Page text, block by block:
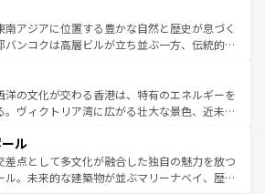
まれながら、韓国の多彩な魅力を心ゆくまで味
わってみてほしい。 なお、新着の韓国情報はコンテンツ一
てほしい。
と共に伝統が息づく。ハノイの古い町並みやホ
のフランス統治時代の建物も、独特の雰囲気を
いる。また、バラエティの豊かさとおいしさで
ーやバインミー、ベトナムコーヒーなどは、ぜ
わいたい。どの地域を訪れてもあたたかい人々
迎えてくれるので、きっと忘れられない旅にな
い。
南アジアに位置する豊かな自然と歴史が息づく
バンコクは高層ビルが立ち並ぶ一方、伝統的な
差している。北部ではチェンマイなどの山岳地
触れ合い、南部ではプーケットやクラビの美し
リゾート気分を楽しむことができる。タイ料理
候は一年中温暖で、どの季節にも異なる楽しみ
る。親しみやすいタイの人々、仏教を中心とし
して多様な観光資源が、訪れる旅人を魅了し続
洋の文化が交わる香港は、特有のエネルギーを
。ヴィクトリア湾に広がる壮大な景色、近未来
訪れても感動するはず。観光スポットが密集し
率よく見どころを回れるのも魅力。息をのむよ
ら文化的な体験まで、香港を存分に楽しみ尽く
ル
差点として多文化が融合した独自の魅力を放つ
ル。未来的な建築物が並ぶマリーナベイ、歴史